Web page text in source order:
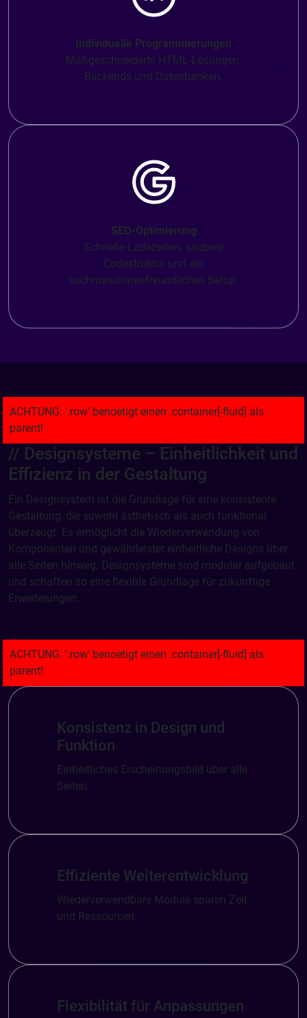
Individuelle Programmierungen
Maßgeschneiderte HTML-Lösungen,
Backends und Datenbanken.
SEO-Optimierung
Schnelle Ladezeiten, saubere
Codestruktur und ein
suchmaschinenfreundliches Setup.
// Designsysteme – Einheitlichkeit und
Effizienz in der Gestaltung
Ein Designsystem ist die Grundlage für eine konsistente
Gestaltung, die sowohl ästhetisch als auch funktional
überzeugt. Es ermöglicht die Wiederverwendung von
Komponenten und gewährleistet einheitliche Designs über
alle Seiten hinweg. Designsysteme sind modular aufgebaut
und schaffen so eine flexible Grundlage für zukünftige
Erweiterungen.
Konsistenz in Design und
Funktion
Einheitliches Erscheinungsbild über alle
Seiten.
Effiziente Weiterentwicklung
Wiederverwendbare Module sparen Zeit
und Ressourcen.
Flexibilität für Anpassungen